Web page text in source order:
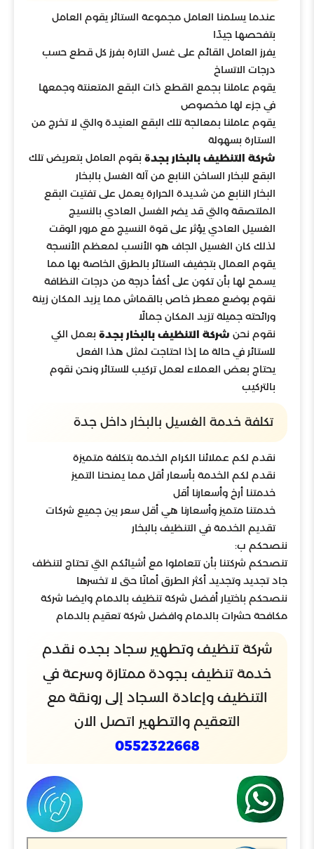
عندما يسلمنا العامل مجموعة الستائر يقوم العامل
بتفحصها جيدًا
يفرز العامل القائم على غسل التارة بفرز كل قطع حسب
درجات الاتساخ
يقوم عاملنا بجمع القطع ذات البقع المتعنتة وجمعها
في جزء لها مخصوص
يقوم عاملنا بمعالجة تلك البقع العنيدة والتي لا تخرج من
الستارة بسهولة
شركة التنظيف بالبخار بجدة بقوم العامل بتعريض تلك
البقع للبخار الساخن النابع من آلة الغسل بالبخار
البخار النابع من شديدة الحرارة يعمل على تفتيت البقع
الملتصقة والتي قد يضر الغسل العادي بالنسيج
الغسيل العادي يؤثر على قوة النسيج مع مرور الوقت
لذلك كان الغسيل الجاف هو الأنسب لمعظم الأنسجة
يقوم العمال بتجفيف الستائر بالطرق الخاصة بها مما
يسمح لها بأن تكون على أكفأ درجة من درجات النظافة
نقوم بوضع معطر خاص بالقماش مما يزيد المكان زينة
ورائحته جميلة تزيد المكان جمالًا
نقوم نحن شركة التنظيف بالبخار بجدة بعمل الكي
للستائر في حالة ما إذا احتاجت لمثل هذا الفعل
يحتاج بعض العملاء لعمل تركيب للستائر ونحن نقوم
بالتركيب
تكلفة خدمة الغسيل بالبخار داخل جدة
نقدم لكم عملائنا الكرام الخدمة بتكلفة متميزة
نقدم لكم الخدمة بأسعار أقل مما يمنحنا التميز
خدمتنا أرخ وأسعارنا أقل
خدمتنا متميز وأسعارنا هي أقل سعر بين جميع شركات
تقديم الخدمة في التنظيف بالبخار
ننصحكم ب:
تنصحكم شركتنا بأن تتعاملوا مع أشيائكم التي تحتاج لتنظف
جاد تجديد وتجديد أكثر الطرق أمانًا حتى لا تخسرها
ننصحكم باختيار أفضل شركة تنظيف بالدمام وايضا شركة
مكافحة حشرات بالدمام وافضل شركة تعقيم بالدمام
شركة تنظيف وتطهير سجاد بجده نقدم
خدمة تنظيف بجودة ممتازة وسرعة في
التنظيف وإعادة السجاد إلى رونقة مع
التعقيم والتطهير اتصل الان
0552322668